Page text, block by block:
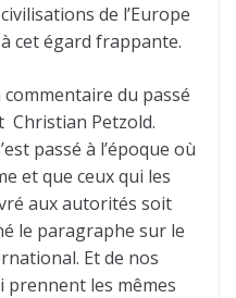
de l’Europe
cet égard frappante.
du passé
Christian Petzold.
passé à l’époque où
et que ceux qui les
aux autorités soit
le paragraphe sur le
Et de nos
prennent les mêmes